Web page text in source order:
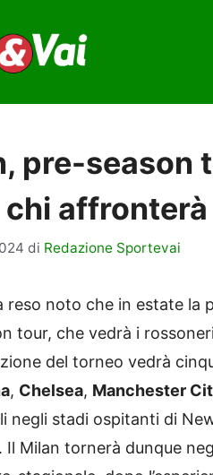
pre-season
affronterà
di Redazione Sportevai
reso noto che in estate la
tour, che vedrà i
del torneo vedrà
, Chelsea, Manchester
negli stadi ospitanti di
Il Milan tornerà dunque